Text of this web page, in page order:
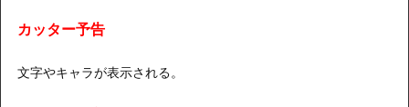
カッター予告
文字やキャラが表示される。